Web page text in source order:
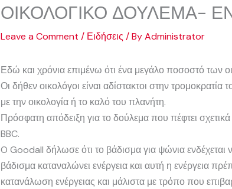
ΟΙΚΟΛΟΓΙΚΟ ΔΟΥΛΕΜΑ-
Leave a Comment / Ειδήσεις / ByAdministrator
Εδώ και χρόνια επιμένω ότι ένα μεγάλο ποσοστό των
Οι δήθεν οικολόγοι είναι αδίστακτοι στην
με την οικολογία ή το καλό του πλανήτη.
Πρόσφατη απόδειξη για το δούλεμα που πέφτει
BBC.
O Goodall δήλωσε ότι το βάδισμα για ψώνια ενδέχεται
βάδισμα καταναλώνει ενέργεια και αυτή η ενέργεια
κατανάλωση ενέργειας και μάλιστα με τρόπο που